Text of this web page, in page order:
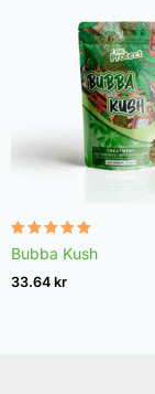
Vurderet
4.96
ud af 5
Bubba Kush
33.64 kr